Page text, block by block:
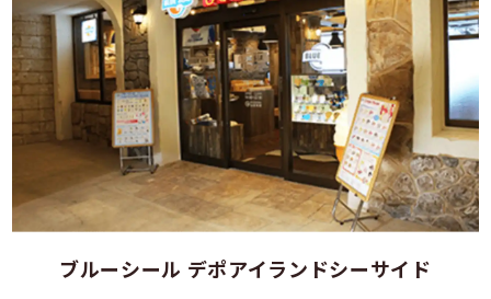
ブルーシール デポアイランドシーサイド